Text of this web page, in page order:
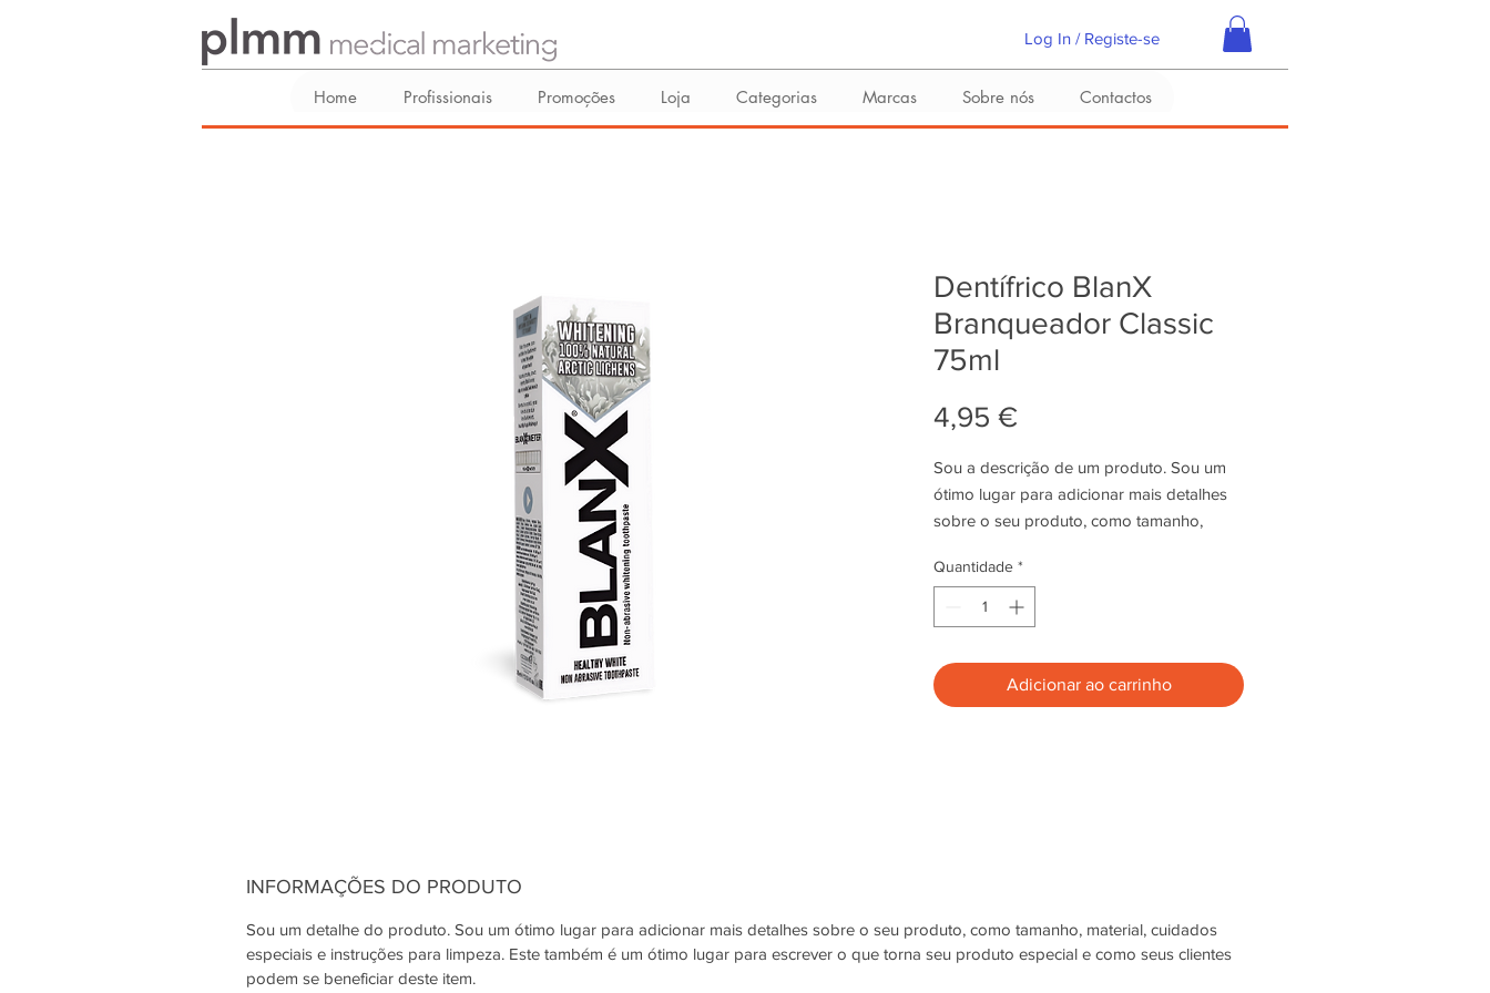
Log In / Registe-se
Home Profissionais Promoções Loja Categorias Marcas Sobre nós Contactos
Dentífrico BlanX
Branqueador Classic
75ml
4,95 €
Sou a descrição de um produto. Sou um
ótimo lugar para adicionar mais detalhes
sobre o seu produto, como tamanho,
para limpeza.
Quantidade *
Adicionar ao carrinho
INFORMAÇÕES DO PRODUTO
Sou um detalhe do produto. Sou um ótimo lugar para adicionar mais detalhes sobre o seu produto, como tamanho, material, cuidados
especiais e instruções para limpeza. Este também é um ótimo lugar para escrever o que torna seu produto especial e como seus clientes
podem se beneficiar deste item.